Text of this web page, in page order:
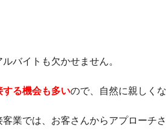
バイトも欠かせません。
る機会も多いので、自然に親しく
業では、お客さんからアプローチ